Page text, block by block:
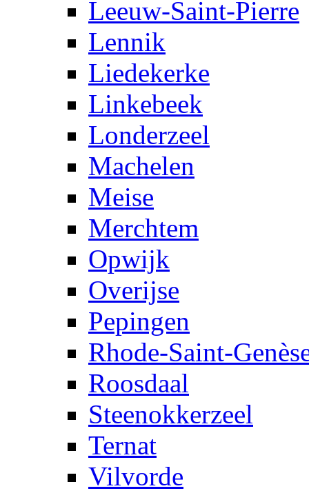
Leeuw-Saint-Pierre
Lennik
Liedekerke
Linkebeek
Londerzeel
Machelen
Meise
Merchtem
Opwijk
Overijse
Pepingen
Rhode-Saint-
Roosdaal
Steenokkerzeel
Ternat
Vilvorde